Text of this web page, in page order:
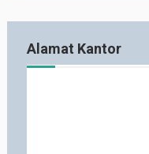
Alamat Kantor